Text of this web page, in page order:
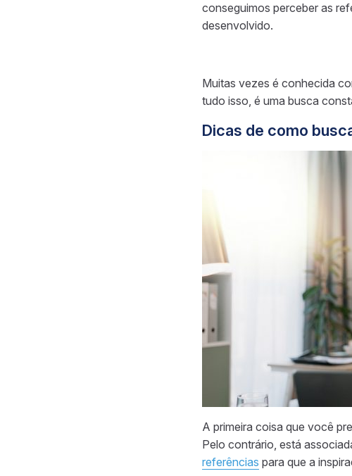
conseguimos perceber as
desenvolvido.
Muitas vezes é conhecida
tudo isso, é uma busca
Dicas de como
A primeira coisa que você
Pelo contrário, está
referências para que a